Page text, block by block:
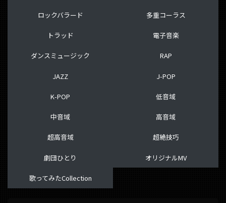
ロックバラード
トラッド
ダンスミュージック
JAZZ
K-POP
中音域
超高音域
劇団ひとり
歌ってみたCollection
多重コーラス
電子音楽
RAP
J-POP
低音域
高音域
超絶技巧
オリジナルMV